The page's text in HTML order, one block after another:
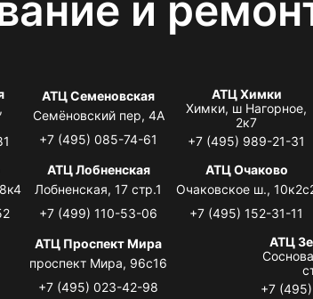
АТЦ Семеновская
Семёновский пер, 4А
+7 (495) 085-74-61
АТЦ Химки
Химки, ш Нагорное,
2к7
+7 (495) 989-21-31
АТЦ Лобненская
Лобненская, 17 стр.1
+7 (499) 110-53-06
АТЦ Очаково
Очаковское ш.,
+7 (495) 152-31-11
АТЦ Проспект Мира
проспект Мира, 96с16
+7 (495) 023-42-98
АТЦ
+7